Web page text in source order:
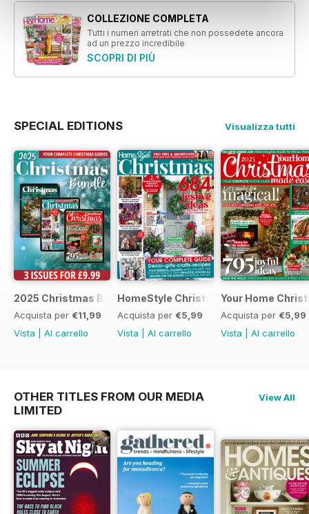
COLLEZIONE COMPLETA
Tutti i numeri arretrati che non possedete ancora
ad un prezzo incredibile
SCOPRI DI PIÙ
SPECIAL EDITIONS Visualizza tutti
2025 Christmas Bundle
Acquista per €11,99
Vista
Al carrello
HomeStyle Christmas Special 2025
Acquista per €5,99
Vista
Al carrello
Your Home
Acquista per €5,99
Vista
Al carrello
OTHER TITLES FROM OUR MEDIA
LIMITED
View All